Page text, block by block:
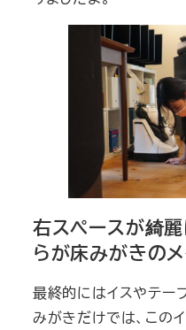
右スペースが綺
らが床みがきの
最終的にはイスやテー
みがきだけでは、この